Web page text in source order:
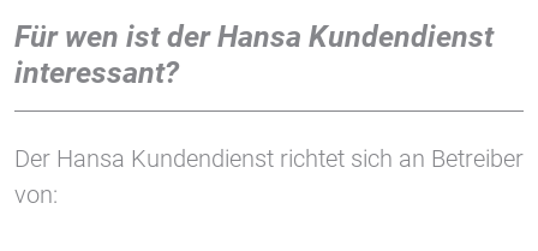
Für wen ist der Hansa Kundendienst
interessant?
Der Hansa Kundendienst richtet sich an Betreiber
von: